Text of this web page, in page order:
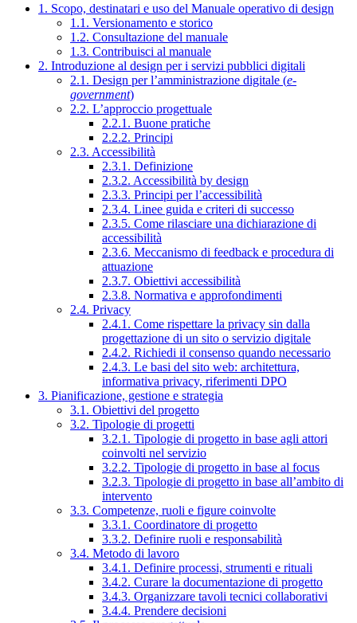
1. Scopo, destinatari e uso del Manuale operativo di design
1.1. Versionamento e storico
1.2. Consultazione del manuale
1.3. Contribuisci al manuale
2. Introduzione al design per i servizi pubblici digitali
2.1. Design per l’amministrazione digitale (e-
government)
2.2. L’approccio progettuale
2.2.1. Buone pratiche
2.2.2. Principi
2.3. Accessibilità
2.3.1. Definizione
2.3.2. Accessibilità by design
2.3.3. Principi per l’accessibilità
2.3.4. Linee guida e criteri di successo
2.3.5. Come rilasciare una dichiarazione di
accessibilità
2.3.6. Meccanismo di feedback e procedura di
attuazione
2.3.7. Obiettivi accessibilità
2.3.8. Normativa e approfondimenti
2.4. Privacy
2.4.1. Come rispettare la privacy sin dalla
progettazione di un sito o servizio digitale
2.4.2. Richiedi il consenso quando necessario
2.4.3. Le basi del sito web: architettura,
informativa privacy, riferimenti DPO
3. Pianificazione, gestione e strategia
3.1. Obiettivi del progetto
3.2. Tipologie di progetti
3.2.1. Tipologie di progetto in base agli attori
coinvolti nel servizio
3.2.2. Tipologie di progetto in base al focus
3.2.3. Tipologie di progetto in base all’ambito di
intervento
3.3. Competenze, ruoli e figure coinvolte
3.3.1. Coordinatore di progetto
3.3.2. Definire ruoli e responsabilità
3.4. Metodo di lavoro
3.4.1. Definire processi, strumenti e rituali
3.4.2. Curare la documentazione di progetto
3.4.3. Organizzare tavoli tecnici collaborativi
3.4.4. Prendere decisioni